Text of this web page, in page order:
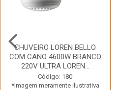
CHUVEIRO LOREN BELLO
COM CANO 4600W BRANCO
220V ULTRA LOREN...
Código: 180
*Imagem meramente ilustrativa